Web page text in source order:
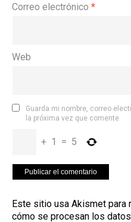
Correo electrónico *
Web
Guarda mi nombre, correo
la próxima vez que comente.
+ 1 = 5
Este sitio usa Akismet para
cómo se procesan los